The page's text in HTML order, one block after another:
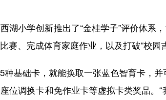
小学创新推出了“金桂学子”评价体系
、完成体育家庭作业，以及打破“校园
基础卡，就能换取一张蓝色智育卡，并
位调换卡和免作业卡等虚拟卡类奖品。